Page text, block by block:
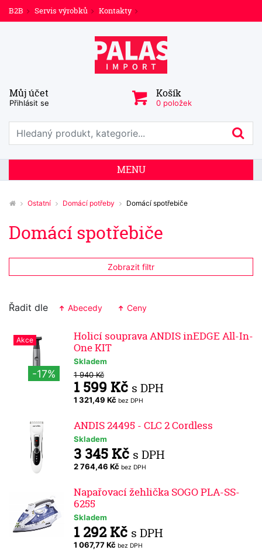
B2B Servis výrobků Kontakty
Můj účet
Přihlásit se
Košík
0 položek
Prohledat web
MENU
Ostatní Domácí potřeby Domácí spotřebiče
Domácí spotřebiče
Zobrazit filtr
Řadit dle Abecedy Ceny
Akce
-17%
Holicí souprava ANDIS inEDGE All-In-
One KIT
Skladem
1 940 Kč
1 599 Kč s DPH
1 321,49 Kč bez DPH
ANDIS 24495 - CLC 2 Cordless
Skladem
3 345 Kč s DPH
2 764,46 Kč bez DPH
Napařovací žehlička SOGO PLA-SS-
6255
Skladem
1 292 Kč s DPH
1 067,77 Kč bez DPH